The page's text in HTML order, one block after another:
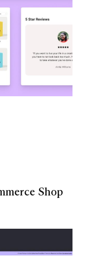
Shop